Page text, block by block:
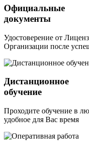
Официальные
документы
Удостоверение от
Организации после
Дистанционное
обучение
Проходите обучение в
удобное для Вас время